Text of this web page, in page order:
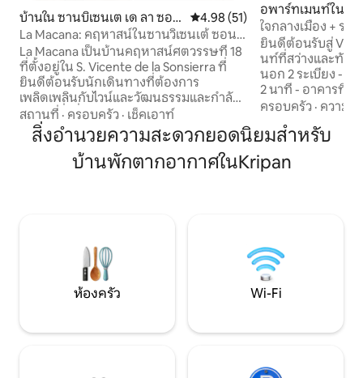
บ้านใน ซานบิเซนเต เด ลา ซอน
ซีเอร์รา
คะแนนเฉลี่ย 4.98 จาก 5, 51 รีวิว
4.98 (51)
La Macana: คฤหาสน์ในซานวิเซนเต้ ซอน
เซียร์รา
La Macana เป็นบ้านคฤหาสน์ศตวรรษที่ 18
ที่ตั้งอยู่ใน S. Vicente de la Sonsierra ที่
ยินดีต้อนรับนักเดินทางที่ต้องการ
เพลิดเพลินกับไวน์และวัฒนธรรมและกำลัง
มองหาสิ่งที่พิเศษและสร้างแรงบันดาลใจ
ตั้งอยู่ในทำเลยุทธศาสตร์ห่างจากเขตสถานี
ฮาโรเพียง 10 'และโรงบ่มไวน์เซ็นเตอร์และ
25' จากถนนลอเรลในโลโกรโญ ล้อมรอบ
สถานที่ · ครอบครัว · เช็คเอาท์
อพาร์ทเมนท์ใน โ
ใจกลางเมือง + ระ
ทันสมัย
ยินดีต้อนรับสู่
นท์ที่สว่างและทันส
นอก 2 ระเบียง - ห่
2 นาที - อาคารที่ป
และทางเข้าแบบไ
พัดลมติดเพดาน แ
สำหรับการพักผ่อน
ครอบครัว · ความคุ้
สิ่งอำนวยความสะดวกยอดนิยมสำหรับ
บ้านพักตากอากาศในKripan
ห้องครัว Wi-Fi